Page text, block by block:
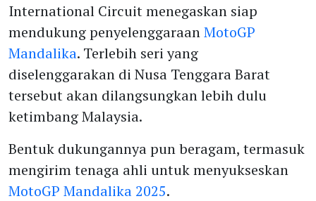
International Circuit menegaskan siap
mendukung penyelenggaraanMotoGP
Mandalika. Terlebih seri yang
diselenggarakan di Nusa Tenggara Barat
tersebut akan dilangsungkan lebih dulu
ketimbang Malaysia.
Bentuk dukungannya pun beragam, termasuk
mengirim tenaga ahli untuk menyukseskan
MotoGP Mandalika 2025.